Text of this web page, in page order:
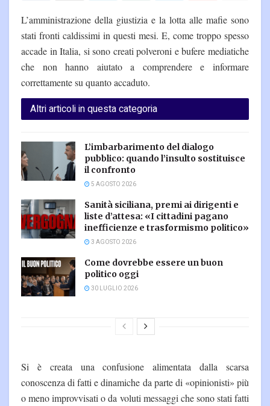
L’amministrazione della giustizia e la lotta alle mafie sono
stati fronti caldissimi in questi mesi. E, come troppo spesso
accade in Italia, si sono creati polveroni e bufere mediatiche
che non hanno aiutato a comprendere e informare
correttamente su quanto accaduto.
Altri articoli in questa categoria
L’imbarbarimento del dialogo
pubblico: quando l’insulto sostituisce
il confronto
5 AGOSTO 2026
Sanità siciliana, premi ai dirigenti e
liste d’attesa: «I cittadini pagano
inefficienze e trasformismo politico»
3 AGOSTO 2026
Come dovrebbe essere un buon
politico oggi
30 LUGLIO 2026
Si è creata una confusione alimentata dalla scarsa
conoscenza di fatti e dinamiche da parte di «opinionisti» più
o meno improvvisati o da voluti messaggi che sono stati fatti